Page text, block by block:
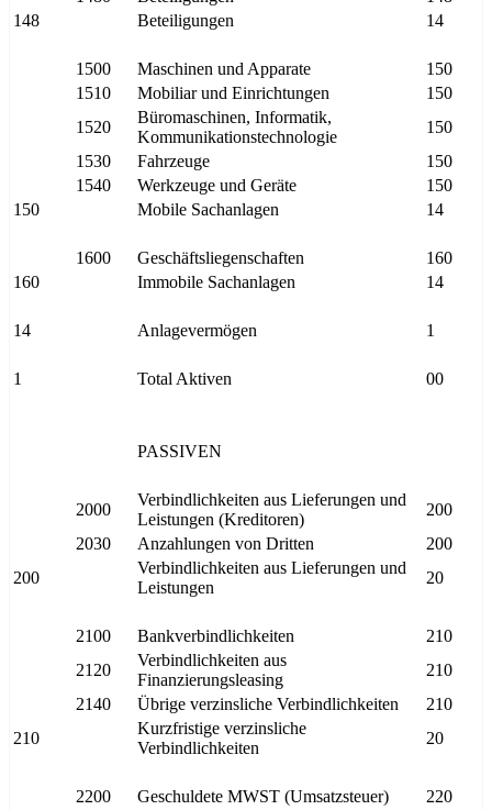
148
Beteiligungen 14
1500 Maschinen und Apparate
150
1510
Mobiliar und Einrichtungen
150
1520
Büromaschinen, Informatik,
Kommunikationstechnologie
150
1530
Fahrzeuge
150
1540
Werkzeuge und Geräte
150
150
Mobile Sachanlagen 14
1600 Geschäftsliegenschaften
160
160
Immobile Sachanlagen 14
14 Anlagevermögen 1
1 Total Aktiven 00
PASSIVEN
2000
Verbindlichkeiten aus Lieferungen und
Leistungen (Kreditoren)
200
2030
Anzahlungen von Dritten
200
200
Verbindlichkeiten aus Lieferungen und
Leistungen
20
2100 Bankverbindlichkeiten
210
2120
Verbindlichkeiten aus
Finanzierungsleasing
210
2140
Übrige verzinsliche Verbindlichkeiten
210
210
Kurzfristige verzinsliche
Verbindlichkeiten
20
2200 Geschuldete MWST (Umsatzsteuer)
220